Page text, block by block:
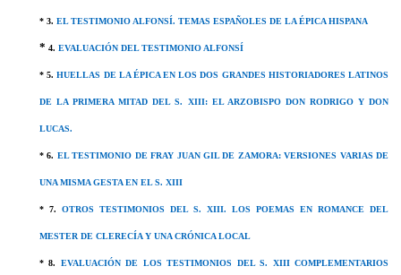
* 3. EL TESTIMONIO ALFONSÍ. TEMAS ESPAÑOLES DE LA ÉPICA HISPANA
* 4. EVALUACIÓN DEL TESTIMONIO ALFONSÍ
* 5.HUELLAS DE LA ÉPICA EN LOS DOS GRANDES HISTORIADORES LATINOS
DE LA PRIMERA MITAD DEL S. XIII: EL ARZOBISPO DON RODRIGO Y DON
LUCAS.
* 6. EL TESTIMONIO DE FRAY JUAN GIL DE ZAMORA: VERSIONES VARIAS DE
UNA MISMA GESTA EN EL S. XIII
* 7. OTROS TESTIMONIOS DEL S. XIII. LOS POEMAS EN ROMANCE DEL
MESTER DE CLERECÍA Y UNA CRÓNICA LOCAL
* 8. EVALUACIÓN DE LOS TESTIMONIOS DEL S. XIII COMPLEMENTARIOS